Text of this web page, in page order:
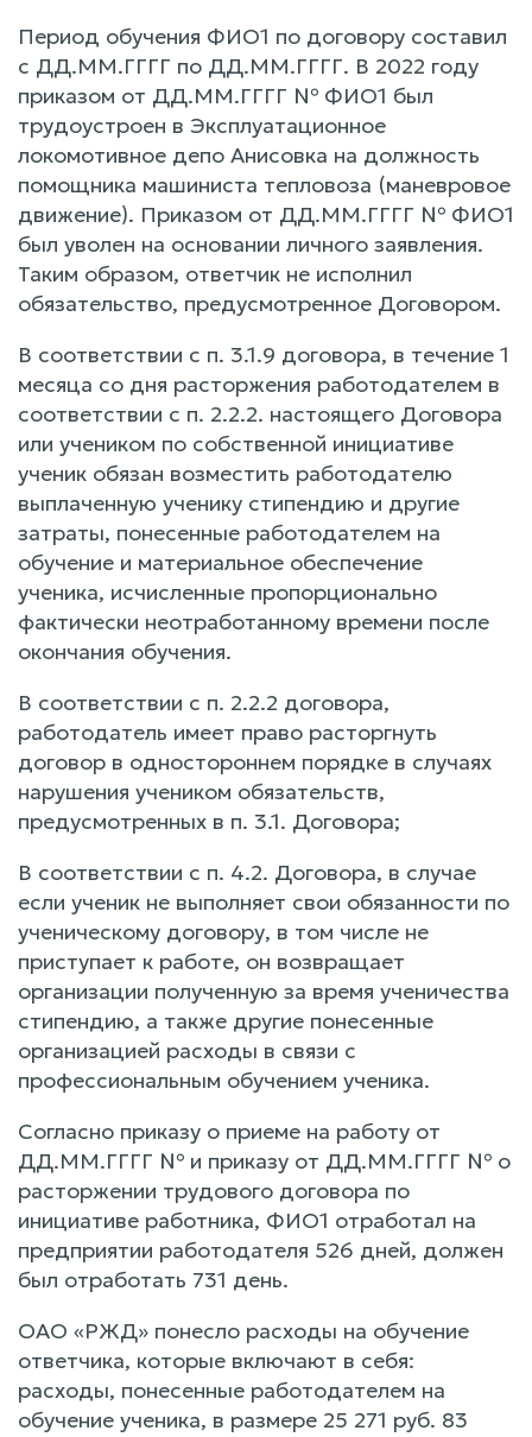
Период обучения ФИО1 по договору составил
с ДД.ММ.ГГГГ по ДД.ММ.ГГГГ. В 2022 году
приказом от ДД.ММ.ГГГГ № ФИО1 был
трудоустроен в Эксплуатационное
локомотивное депо Анисовка на должность
помощника машиниста тепловоза (маневровое
движение). Приказом от ДД.ММ.ГГГГ № ФИО1
был уволен на основании личного заявления.
Таким образом, ответчик не исполнил
обязательство, предусмотренное Договором.
В соответствии с п. 3.1.9 договора, в течение 1
месяца со дня расторжения работодателем в
соответствии с п. 2.2.2. настоящего Договора
или учеником по собственной инициативе
ученик обязан возместить работодателю
выплаченную ученику стипендию и другие
затраты, понесенные работодателем на
обучение и материальное обеспечение
ученика, исчисленные пропорционально
фактически неотработанному времени после
окончания обучения.
В соответствии с п. 2.2.2 договора,
работодатель имеет право расторгнуть
договор в одностороннем порядке в случаях
нарушения учеником обязательств,
предусмотренных в п. 3.1. Договора;
В соответствии с п. 4.2. Договора, в случае
если ученик не выполняет свои обязанности по
ученическому договору, в том числе не
приступает к работе, он возвращает
организации полученную за время ученичества
стипендию, а также другие понесенные
организацией расходы в связи с
профессиональным обучением ученика.
Согласно приказу о приеме на работу от
ДД.ММ.ГГГГ № и приказу от ДД.ММ.ГГГГ № о
расторжении трудового договора по
инициативе работника, ФИО1 отработал на
предприятии работодателя 526 дней, должен
был отработать 731 день.
ОАО «РЖД» понесло расходы на обучение
ответчика, которые включают в себя:
расходы, понесенные работодателем на
обучение ученика, в размере 25 271 руб. 83